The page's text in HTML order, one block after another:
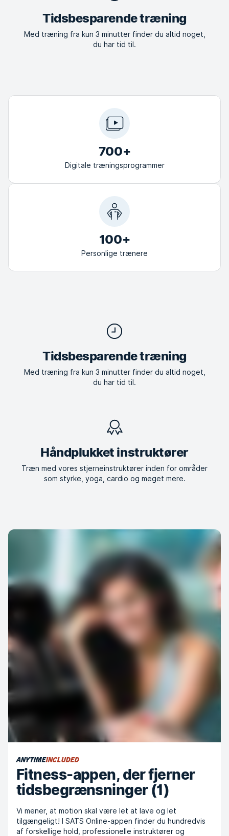
Tidsbesparende træning
Med træning fra kun 3 minutter finder du altid noget,
du har tid til.
700+
Digitale træningsprogrammer
100+
Personlige trænere
Tidsbesparende træning
Med træning fra kun 3 minutter finder du altid noget,
du har tid til.
Håndplukket instruktører
Træn med vores stjerneinstruktører inden for områder
som styrke, yoga, cardio og meget mere.
ANYTIMEINCLUDED
Fitness-appen, der fjerner
tidsbegrænsninger (1)
Vi mener, at motion skal være let at lave og let
tilgængeligt! I SATS Online-appen finder du hundredvis
af forskellige hold, professionelle instruktører og